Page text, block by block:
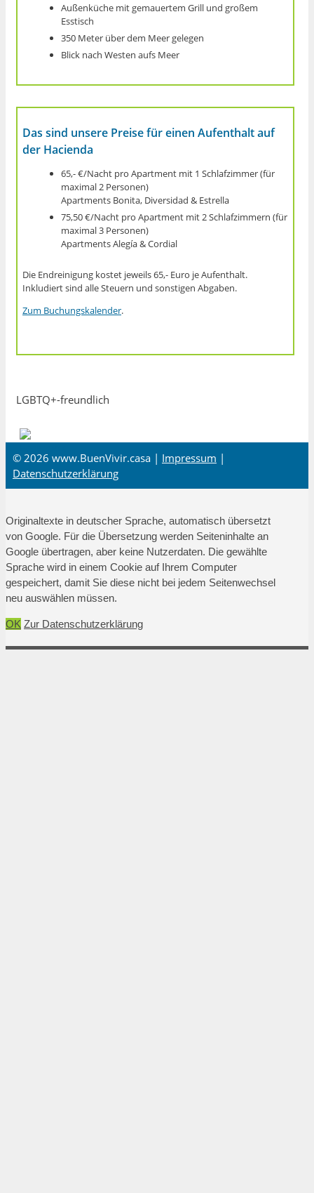
Außenküche mit gemauertem Grill und großem
Esstisch
350 Meter über dem Meer gelegen
Blick nach Westen aufs Meer
Das sind unsere Preise für einen Aufenthalt auf
der Hacienda
65,- €/Nacht pro Apartment mit 1 Schlaf­zimmer (für
maximal 2 Personen)
Apartments Bonita, Diversidad & Estrella
75,50 €/Nacht pro Apartment mit 2 Schlaf­zimmern (für
maximal 3 Personen)
Apartments Alegía & Cordial
Die Endreinigung kostet jeweils 65,- Euro je Aufenthalt.
Inkludiert sind alle Steuern und sonstigen Abgaben.
Zum Buchungskalender.
LGBTQ+-freundlich
© 2026 www.BuenVivir.casa | Impressum |
Datenschutzerklärung
Originaltexte in deutscher Sprache, automatisch übersetzt
von Google. Für die Übersetzung werden Seiteninhalte an
Google übertragen, aber keine Nutzerdaten. Die gewählte
Sprache wird in einem Cookie auf Ihrem Computer
gespeichert, damit Sie diese nicht bei jedem Seitenwechsel
neu auswählen müssen.
OK Zur Datenschutzerklärung